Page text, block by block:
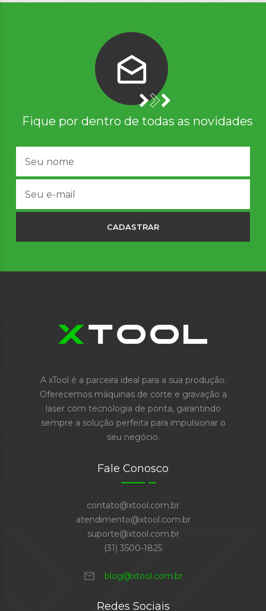
Fique por dentro de todas as novidades
CADASTRAR
A xTool é a parceira ideal para a sua produção.
Oferecemos máquinas de corte e gravação a
laser com tecnologia de ponta, garantindo
sempre a solução perfeita para impulsionar o
seu negócio.
Fale Conosco
contato@xtool.com.br
atendimento@xtool.com.br
suporte@xtool.com.br
(31) 3500-1825
mail blog@xtool.com.br
Redes Sociais